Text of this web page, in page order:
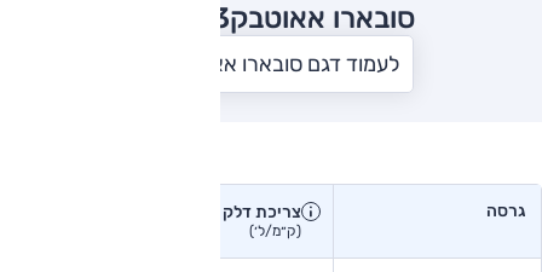
סובארו אאוטבק2023
לעמוד דגם סובארו אאוטבק
גרסה צריכת דלק יצרן
(ק״מ/ל׳)